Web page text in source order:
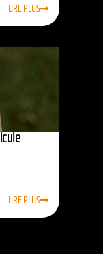
LIRE PLUS
LIRE PLUS